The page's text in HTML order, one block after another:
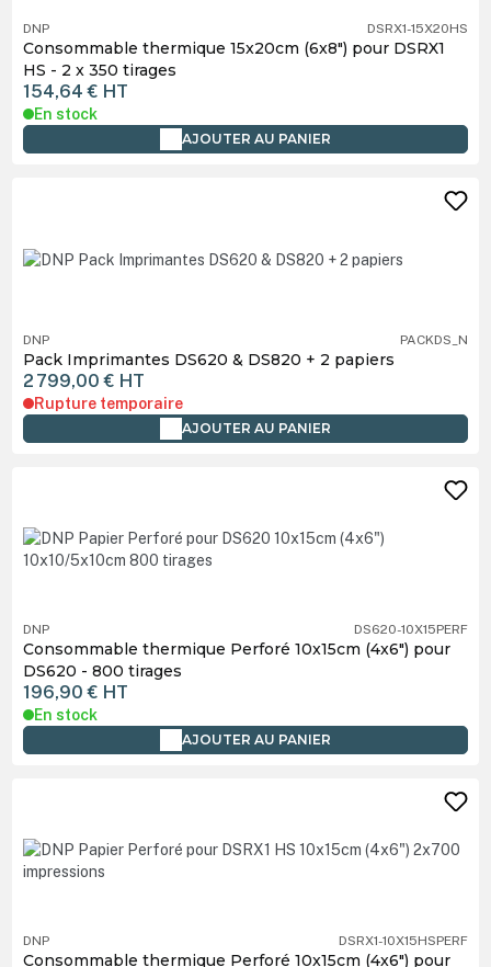
DNP DSRX1-15X20HS
Consommable thermique 15x20cm (6x8") pour DSRX1
HS - 2 x 350 tirages
154,64 € HT
En stock
AJOUTER AU PANIER
DNP PACKDS_N
Pack Imprimantes DS620 & DS820 + 2 papiers
2 799,00 € HT
Rupture temporaire
AJOUTER AU PANIER
DNP DS620-10X15PERF
Consommable thermique Perforé 10x15cm (4x6") pour
DS620 - 800 tirages
196,90 € HT
En stock
AJOUTER AU PANIER
DNP DSRX1-10X15HSPERF
Consommable thermique Perforé 10x15cm (4x6") pour